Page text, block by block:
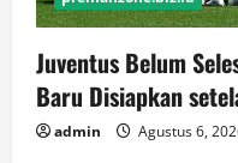
Juventus Belum
Baru Disiapkan
admin Agustus 6,